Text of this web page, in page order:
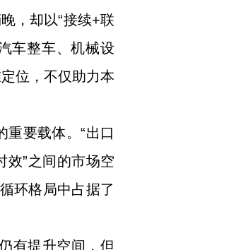
，却以“接续+联
车整车、机械设
位，不仅助力本
重要载体。“出口
效”之间的市场空
环格局中占据了
有提升空间，但